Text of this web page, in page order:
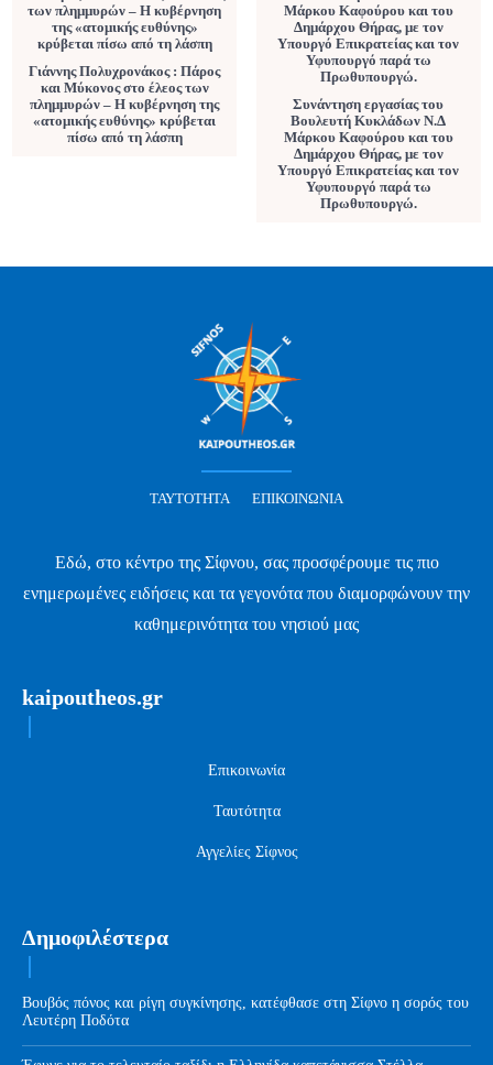
Γιάννης Πολυχρονάκος : Πάρος
και Μύκονος στο έλεος των
πλημμυρών – Η κυβέρνηση της
«ατομικής ευθύνης» κρύβεται
πίσω από τη λάσπη
Συνάντηση εργασίας του
Βουλευτή Κυκλάδων Ν.Δ
Μάρκου Καφούρου και του
Δημάρχου Θήρας, με τον
Υπουργό Επικρατείας και τον
Υφυπουργό παρά τω
Πρωθυπουργώ.
ΤΑΥΤΌΤΗΤΑ ΕΠΙΚΟΙΝΩΝΊΑ
Εδώ, στο κέντρο της Σίφνου, σας προσφέρουμε τις πιο
ενημερωμένες ειδήσεις και τα γεγονότα που διαμορφώνουν την
καθημερινότητα του νησιού μας
kaipoutheos.gr
Επικοινωνία
Ταυτότητα
Αγγελίες Σίφνος
Δημοφιλέστερα
Βουβός πόνος και ρίγη συγκίνησης, κατέφθασε στη Σίφνο η σορός του
Λευτέρη Ποδότα